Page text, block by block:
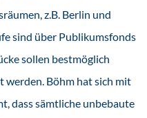
z.B. Berlin und
sind über Publikumsfonds
sollen bestmöglich
werden. Böhm hat sich mit
dass sämtliche unbebaute